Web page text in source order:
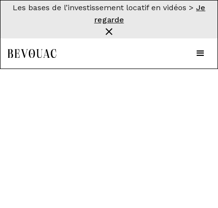
Les bases de l’investissement locatif en vidéos > Je
regarde